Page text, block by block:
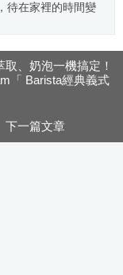
待在家裡的時間變
取、奶泡一機搞定！
「 Barista經典義式
下一篇文章